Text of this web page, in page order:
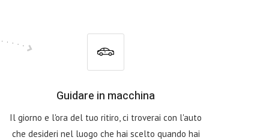
Guidare in macchina
Il giorno e l'ora del tuo ritiro, ci troverai con l'auto
che desideri nel luogo che hai scelto quando hai